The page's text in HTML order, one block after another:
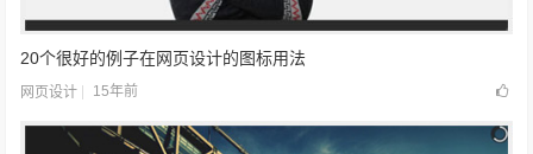
20个很好的例子在网页设计的图标用法
网页设计 15年前